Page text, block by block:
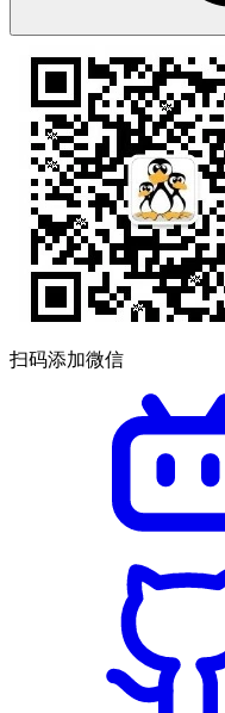
扫码添加微信